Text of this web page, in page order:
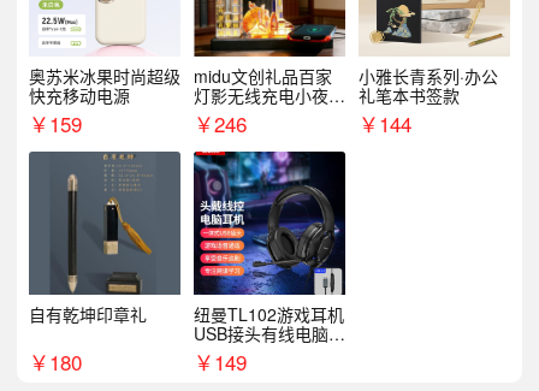
奥苏米冰果时尚超级
快充移动电源
￥159
midu文创礼品百家
灯影无线充电小夜灯
纪念礼品定制
￥246
小雅长青系列·办公
礼笔本书签款
￥144
自有乾坤印章礼
￥180
纽曼TL102游戏耳机
USB接头有线电脑耳
机耳麦
￥149